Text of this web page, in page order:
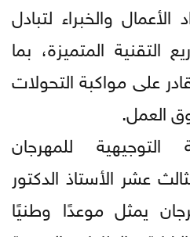
الأعمال والخبراء لتبادل
التقنية المتميزة، بما
على مواكبة التحولات
العمل.
للمهرجان
عشر الأستاذ الدكتور
يمثل موعدًا وطنيًا